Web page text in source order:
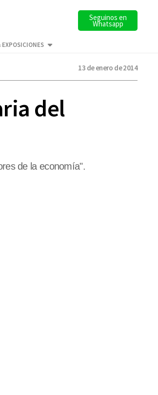
Seguinos en
Whatsapp
13 de enero de 2014
del
de la economía".